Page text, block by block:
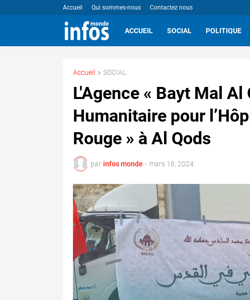
Accueil Qui sommes-nous Contactez nous
ACCUEIL SOCIAL POLITIQUE
Accueil SOCIAL
L'Agence « Bayt Mal
Humanitaire pour
Rouge » à Al Qods
par infos monde - mars 18, 2024